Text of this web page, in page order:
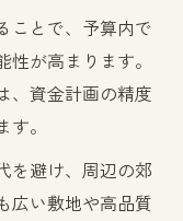
ことで、予算内で
が高まります。
、資金計画の精度
。
を避け、周辺の郊
広い敷地や高品質